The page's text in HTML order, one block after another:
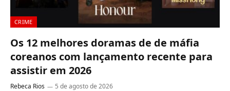
CRIME
Os 12 melhores doramas de de máfia
coreanos com lançamento recente para
assistir em 2026
Rebeca Rios 5 de agosto de 2026